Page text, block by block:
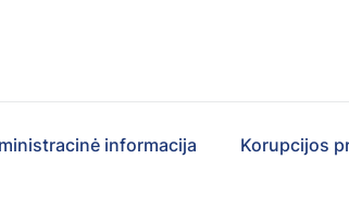
informacija Korupcijos